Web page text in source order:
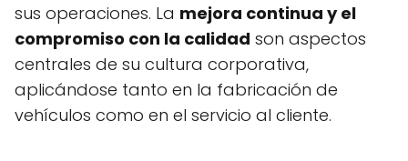
sus operaciones. La mejora continua y el
compromiso con la calidad son aspectos
centrales de su cultura corporativa,
aplicándose tanto en la fabricación de
vehículos como en el servicio al cliente.